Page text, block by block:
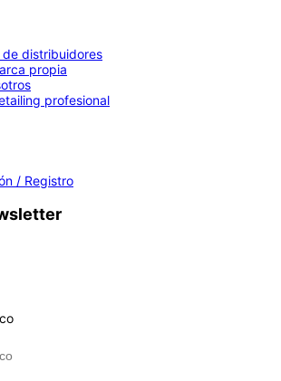
de distribuidores
propia
profesional
/ Registro